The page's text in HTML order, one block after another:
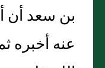
بن سعد أن
عنه أخبره